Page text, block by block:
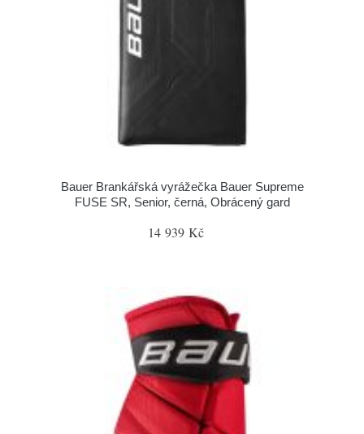
Bauer Brankářská vyrážečka Bauer Supreme
FUSE SR, Senior, černá, Obrácený gard
14 939 Kč